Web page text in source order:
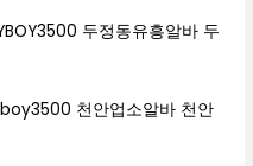
두정동유흥알바 두
천안업소알바 천안